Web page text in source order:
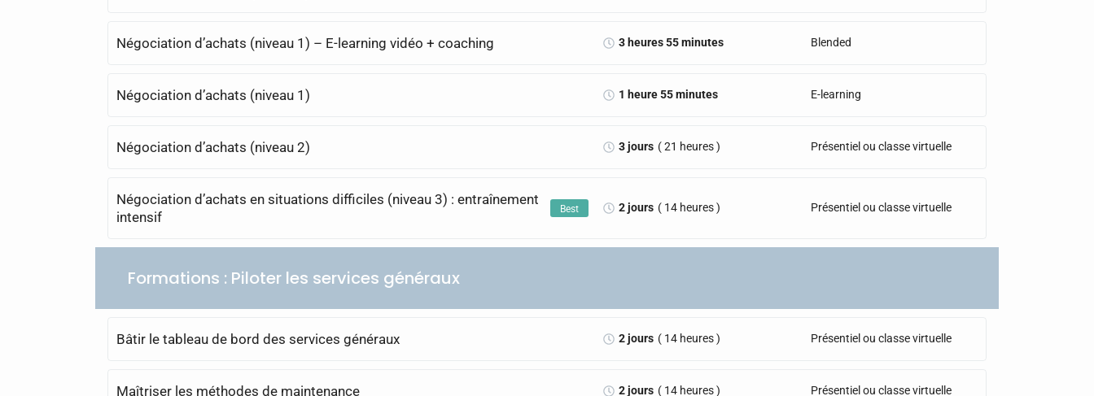
Négociation d’achats (niveau 1) – E-learning vidéo + coaching 3 heures 55 minutes Blended
Négociation d’achats (niveau 1) 1 heure 55 minutes E-learning
Négociation d’achats (niveau 2) 3 jours ( 21 heures ) Présentiel ou classe virtuelle
Négociation d’achats en situations difficiles (niveau 3) : entraînement
intensif
Best 2 jours ( 14 heures ) Présentiel ou classe virtuelle
Formations : Piloter les services généraux
Bâtir le tableau de bord des services généraux 2 jours ( 14 heures ) Présentiel ou classe virtuelle
Maîtriser les méthodes de maintenance 2 jours ( 14 heures ) Présentiel ou classe virtuelle